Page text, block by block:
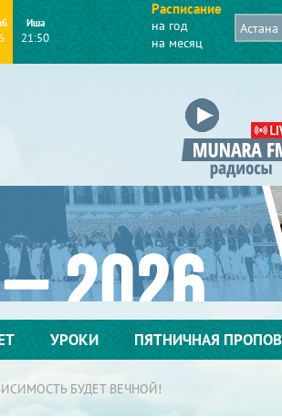
Иша
21:50
Расписание
на год
на месяц
УРОКИ ПЯТНИЧНАЯ
БУДЕТ ВЕЧНОЙ!